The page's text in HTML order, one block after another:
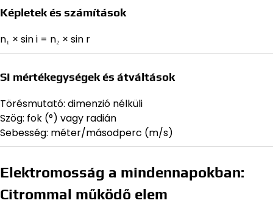
Képletek és számítások
n₁ × sin i = n₂ × sin r
SI mértékegységek és átváltások
Törésmutató: dimenzió nélküli
Szög: fok (°) vagy radián
Sebesség: méter/másodperc (m/s)
Elektromosság a mindennapokban:
Citrommal működő elem